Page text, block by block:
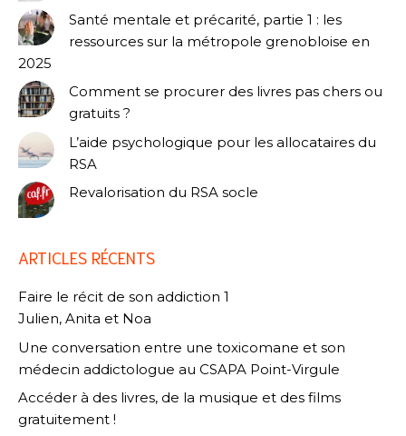
Santé mentale et précarité, partie 1 : les
ressources sur la métropole grenobloise en
2025
Comment se procurer des livres pas chers ou
gratuits ?
L’aide psychologique pour les allocataires du
RSA
Revalorisation du RSA socle
ARTICLES RÉCENTS
Faire le récit de son addiction 1
Julien, Anita et Noa
Une conversation entre une toxicomane et son
médecin addictologue au CSAPA Point-Virgule
Accéder à des livres, de la musique et des films
gratuitement !